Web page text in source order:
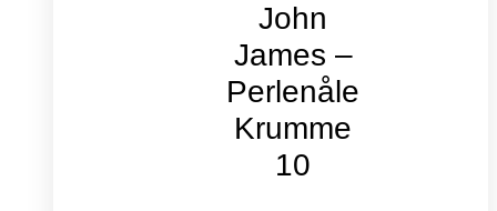
John
James –
Perlenåle
Krumme
10